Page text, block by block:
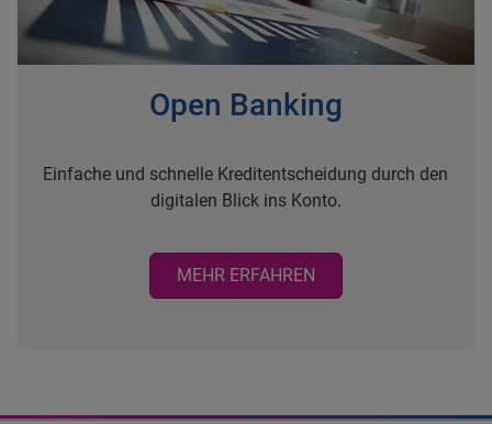
Open Banking
Einfache und schnelle Kreditentscheidung durch den
digitalen Blick ins Konto.
MEHR ERFAHREN